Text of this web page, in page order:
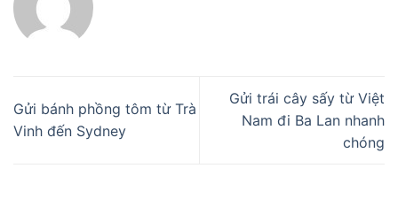
Gửi bánh phồng tôm từ Trà
Vinh đến Sydney
Gửi trái cây sấy từ Việt
Nam đi Ba Lan nhanh
chóng